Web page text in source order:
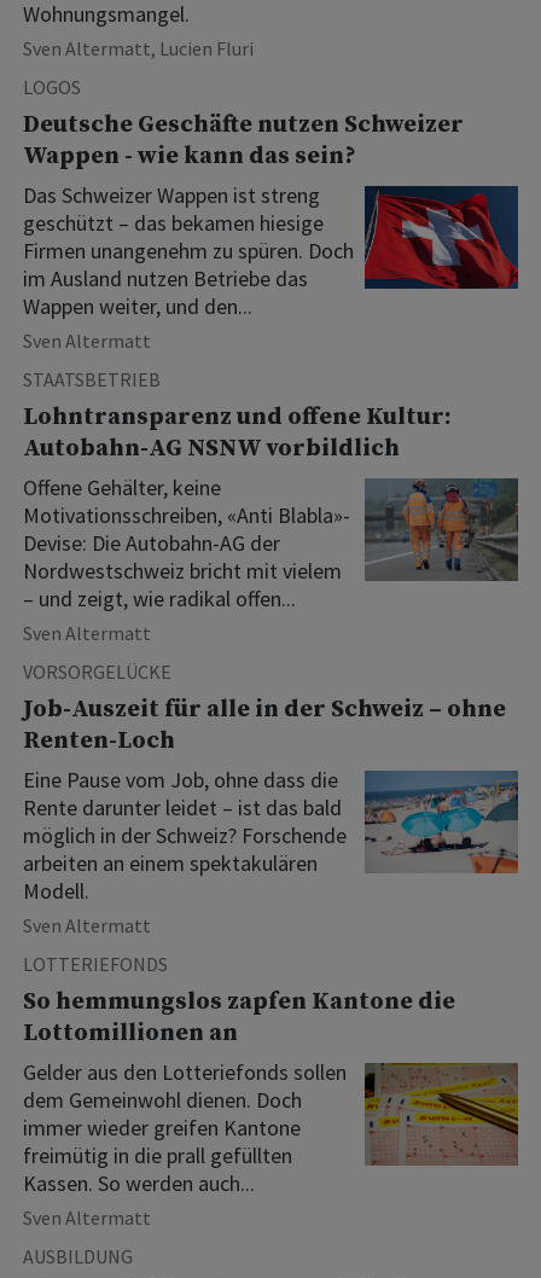
Wohnungsmangel.
Sven Altermatt, Lucien Fluri
LOGOS
Deutsche Geschäfte nutzen Schweizer
Wappen - wie kann das sein?
Das Schweizer Wappen ist streng
geschützt – das bekamen hiesige
Firmen unangenehm zu spüren. Doch
im Ausland nutzen Betriebe das
Wappen weiter, und den...
Sven Altermatt
STAATSBETRIEB
Lohntransparenz und offene Kultur:
Autobahn-AG NSNW vorbildlich
Offene Gehälter, keine
Motivationsschreiben, «Anti Blabla»-
Devise: Die Autobahn-AG der
Nordwestschweiz bricht mit vielem
– und zeigt, wie radikal offen...
Sven Altermatt
VORSORGELÜCKE
Job-Auszeit für alle in der Schweiz – ohne
Renten-Loch
Eine Pause vom Job, ohne dass die
Rente darunter leidet – ist das bald
möglich in der Schweiz? Forschende
arbeiten an einem spektakulären
Modell.
Sven Altermatt
LOTTERIEFONDS
So hemmungslos zapfen Kantone die
Lottomillionen an
Gelder aus den Lotteriefonds sollen
dem Gemeinwohl dienen. Doch
immer wieder greifen Kantone
freimütig in die prall gefüllten
Kassen. So werden auch...
Sven Altermatt
AUSBILDUNG